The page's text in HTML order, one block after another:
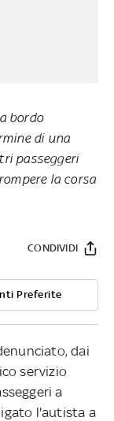
bordo
di una
passeggeri
la corsa
Preferite
CONDIVIDI
dai
servizio
a
l'autista a